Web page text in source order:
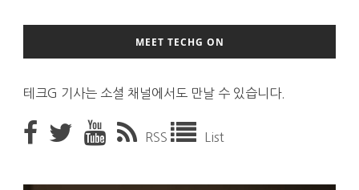
MEET TECHG ON
테크G 기사는 소셜 채널에서도 만날 수 있습니다.
RSS List